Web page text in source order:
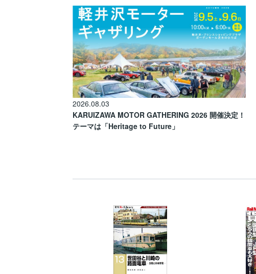
2026.08.03
KARUIZAWA MOTOR GATHERING 2026 開催決定！
テーマは「Heritage to Future」